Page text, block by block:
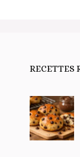
RECETTES